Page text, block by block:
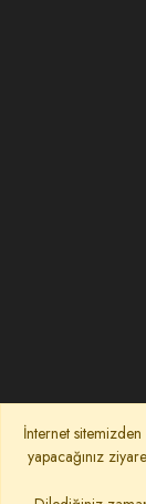
İnternet
yapacağınız